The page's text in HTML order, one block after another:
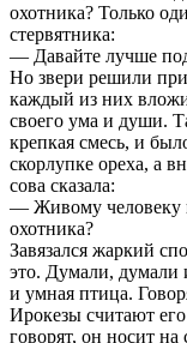
охотника? Только
стервятника:
— Давайте лучше
Но звери решили
каждый из них
своего ума и души.
крепкая смесь, и
скорлупке ореха, а
сова сказала:
— Живому человеку
охотника?
Завязался жаркий
это. Думали, думали
и умная птица.
Ирокезы считают
говорят, он носит